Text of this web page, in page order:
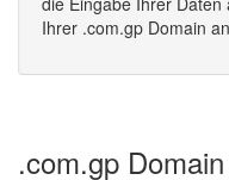
Ihrer .com.gp Domain
.com.gp